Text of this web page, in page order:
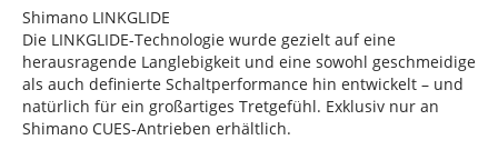
Shimano LINKGLIDE
Die LINKGLIDE-Technologie wurde gezielt auf eine
herausragende Langlebigkeit und eine sowohl geschmeidige
als auch definierte Schaltperformance hin entwickelt – und
natürlich für ein großartiges Tretgefühl. Exklusiv nur an
Shimano CUES-Antrieben erhältlich.